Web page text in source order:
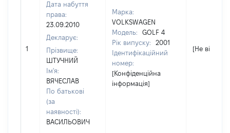
1
Дата набуття
права:
23.09.2010
Декларує:
Прізвище:
ШТУЧНИЙ
Ім'я:
ВЯЧЕСЛАВ
По батькові
(за
наявності):
ВАСИЛЬОВИЧ
Марка:
VOLKSWAGEN
Модель:
GOLF 4
Рік випуску:
2001
Ідентифікаційний
номер:
[Конфіденційна
інформація]
[Не відомо]